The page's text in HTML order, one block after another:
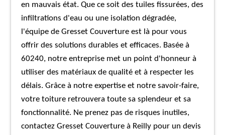
en mauvais état. Que ce soit des tuiles fissurées, des
infiltrations d'eau ou une isolation dégradée,
l'équipe de Gresset Couverture est là pour vous
offrir des solutions durables et efficaces. Basée à
60240, notre entreprise met un point d'honneur à
utiliser des matériaux de qualité et à respecter les
délais. Grâce à notre expertise et notre savoir-faire,
votre toiture retrouvera toute sa splendeur et sa
fonctionnalité. Ne prenez pas de risques inutiles,
contactez Gresset Couverture à Reilly pour un devis